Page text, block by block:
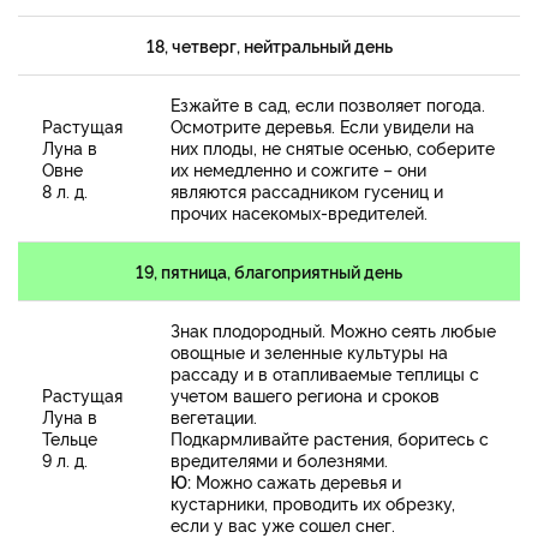
18, четверг, нейтральный день
Растущая
Луна в
Овне
8 л. д.
Езжайте в сад, если позволяет погода.
Осмотрите деревья. Если увидели на
них плоды, не снятые осенью, соберите
их немедленно и сожгите – они
являются рассадником гусениц и
прочих насекомых-вредителей.
19, пятница, благоприятный день
Растущая
Луна в
Тельце
9 л. д.
Знак плодородный. Можно сеять любые
овощные и зеленные культуры на
рассаду и в отапливаемые теплицы с
учетом вашего региона и сроков
вегетации.
Подкармливайте растения, боритесь с
вредителями и болезнями.
Ю: Можно сажать деревья и
кустарники, проводить их обрезку,
если у вас уже сошел снег.